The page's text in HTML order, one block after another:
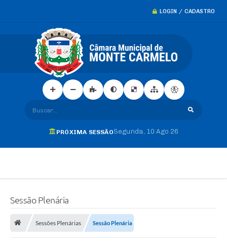
LOGIN / CADASTRO
Buscar...
PRÓXIMA SESSÃOSegunda 10 Ago 26
Sessão Plenária
Sessões Plenárias Sessão Plenária